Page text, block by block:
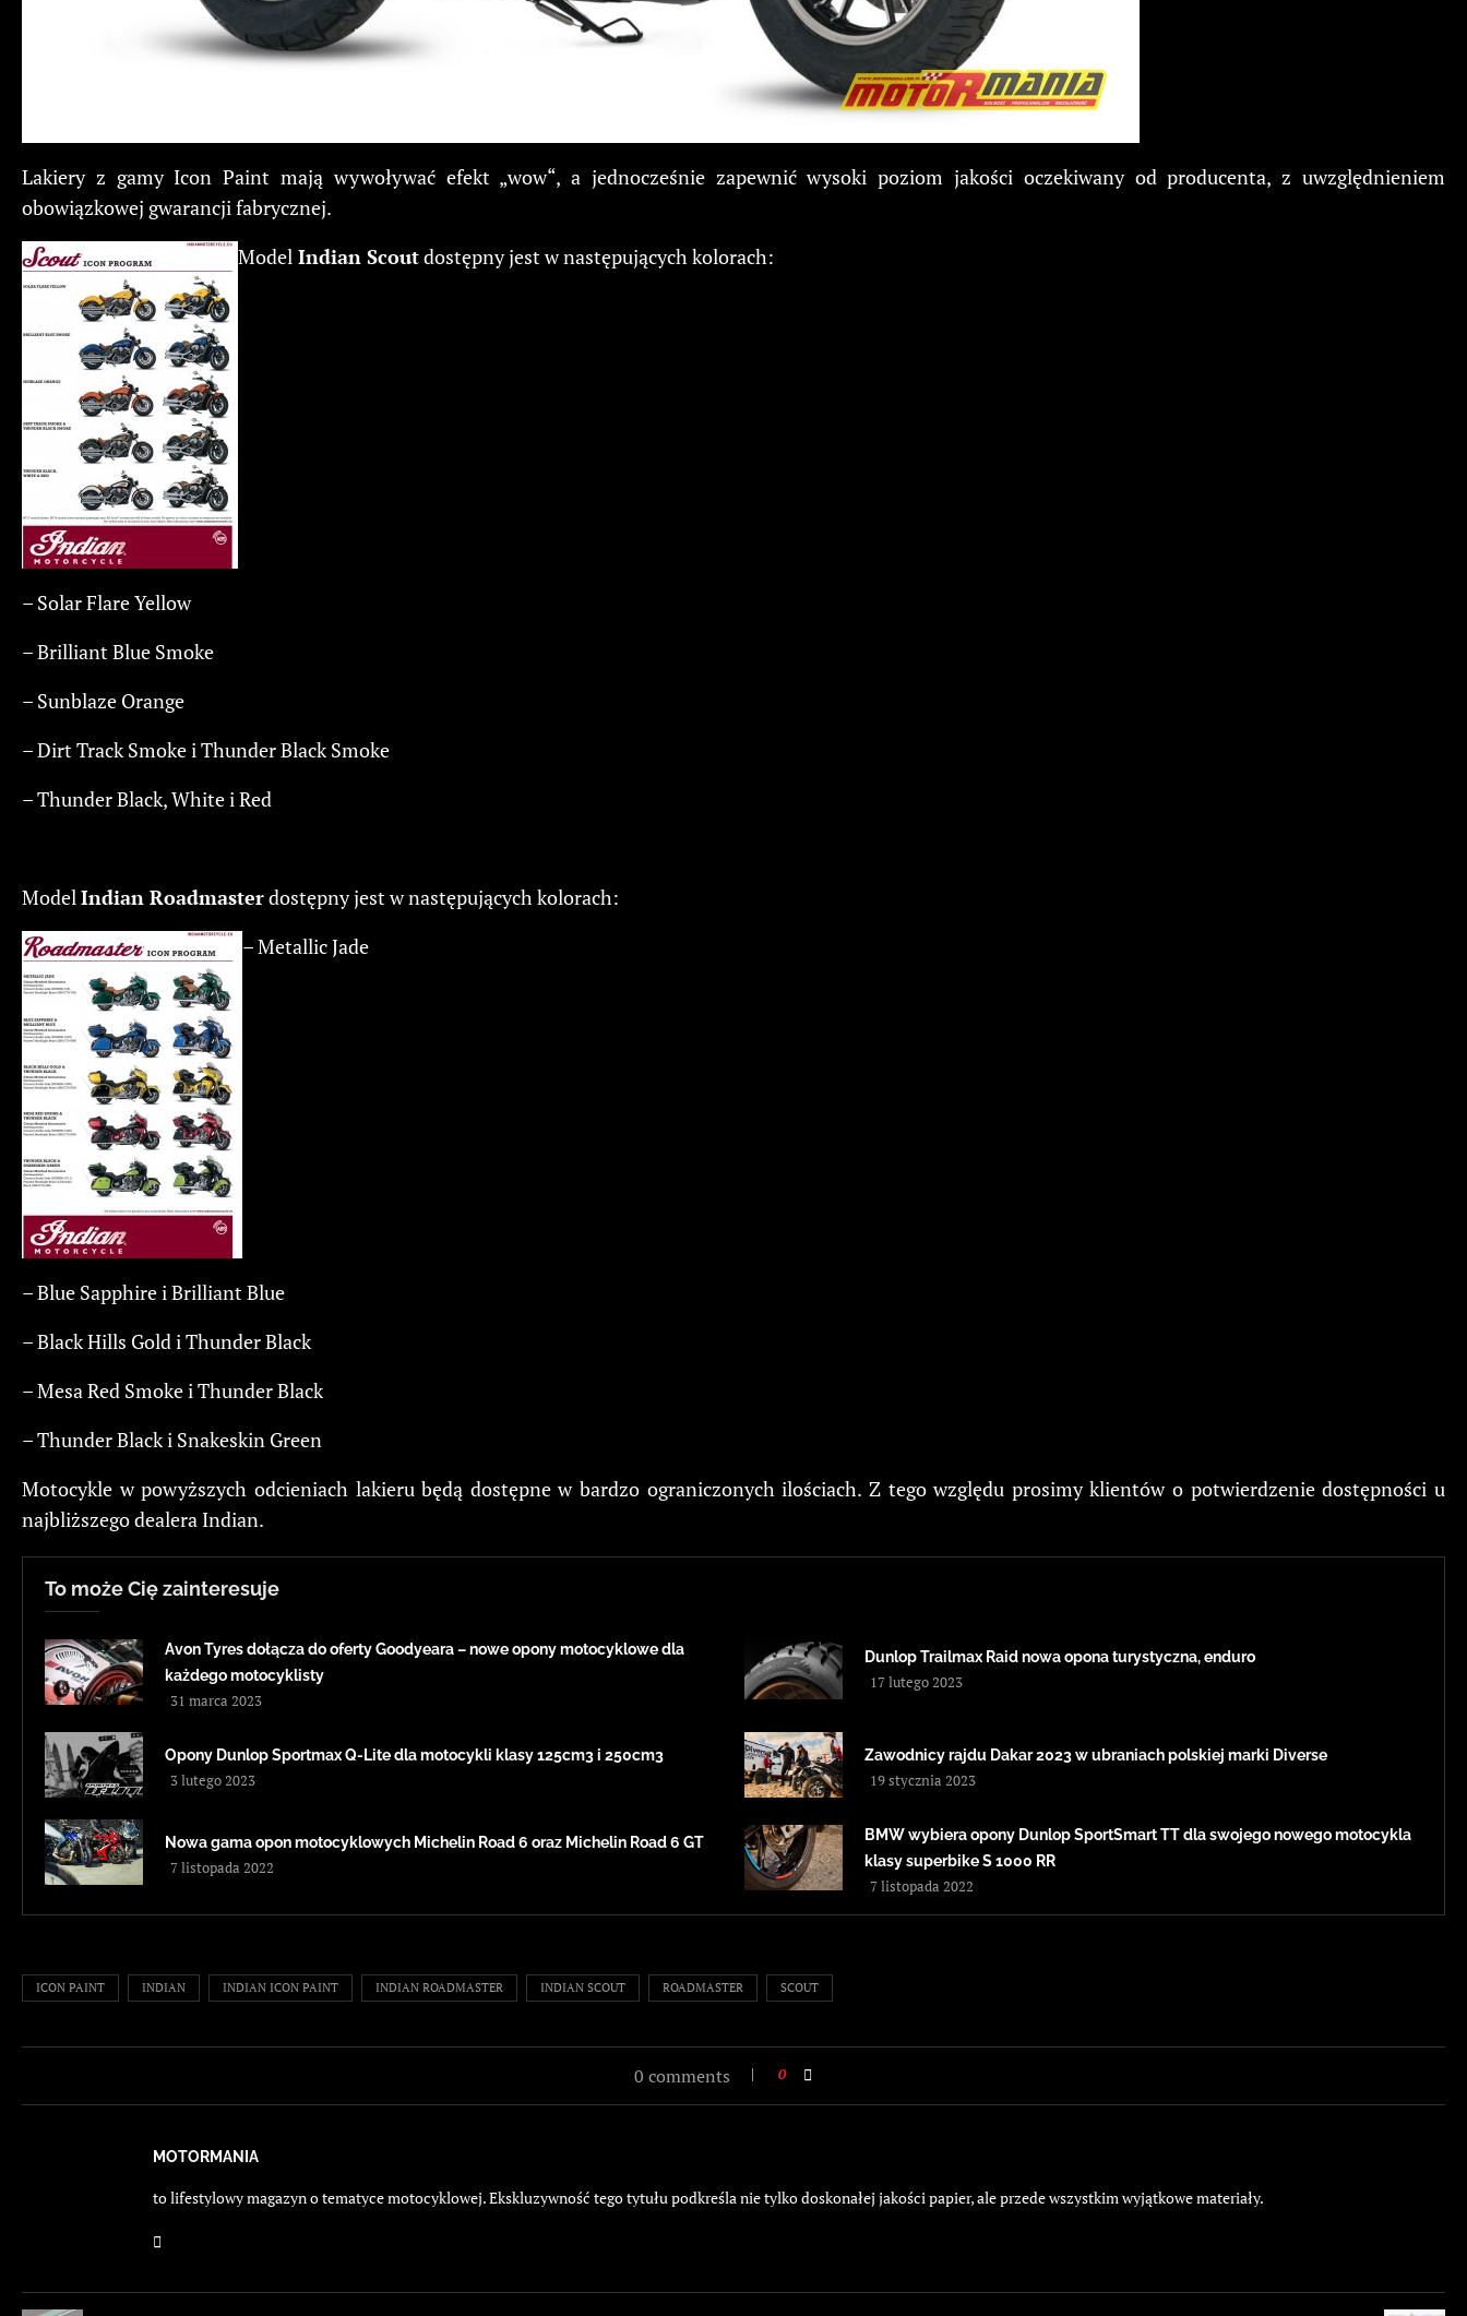
Lakiery z gamy Icon Paint mają wywoływać efekt „wow“, a jednocześnie zapewnić wysoki poziom jakości oczekiwany od producenta, z uwzględnieniem
obowiązkowej gwarancji fabrycznej.
Model Indian Scoutdostępny jest w następujących kolorach:
– Solar Flare Yellow
– Brilliant Blue Smoke
– Sunblaze Orange
– Dirt Track Smoke i Thunder Black Smoke
– Thunder Black, White i Red
ModelIndian Roadmasterdostępny jest w następujących kolorach:
– Metallic Jade
– Blue Sapphire i Brilliant Blue
– Black Hills Gold i Thunder Black
– Mesa Red Smoke i Thunder Black
– Thunder Black i Snakeskin Green
Motocykle w powyższych odcieniach lakieru będą dostępne w bardzo ograniczonych ilościach. Z tego względu prosimy klientów o potwierdzenie dostępności u
najbliższego dealera Indian.
To może Cię zainteresuje
Avon Tyres dołącza do oferty Goodyeara – nowe opony motocyklowe dla
każdego motocyklisty
31 marca 2023
Dunlop Trailmax Raid nowa opona turystyczna, enduro
17 lutego 2023
Opony Dunlop Sportmax Q-Lite dla motocykli klasy 125cm3 i 250cm3
3 lutego 2023
Zawodnicy rajdu Dakar 2023 w ubraniach polskiej marki Diverse
19 stycznia 2023
Nowa gama opon motocyklowych Michelin Road 6 oraz Michelin Road 6 GT
7 listopada 2022
BMW wybiera opony Dunlop SportSmart TT dla swojego nowego motocykla
klasy superbike S 1000 RR
7 listopada 2022
ICON PAINT INDIAN INDIAN ICON PAINT INDIAN ROADMASTER INDIAN SCOUT ROADMASTER SCOUT
0 comments 0
MOTORMANIA
to lifestylowy magazyn o tematyce motocyklowej. Ekskluzywność tego tytułu podkreśla nie tylko doskonałej jakości papier, ale przede wszystkim wyjątkowe materiały.